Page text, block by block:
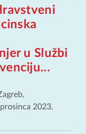
u Službi
2023.